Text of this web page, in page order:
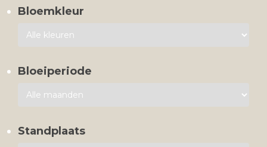
Bloemkleur
Bloeiperiode
Standplaats